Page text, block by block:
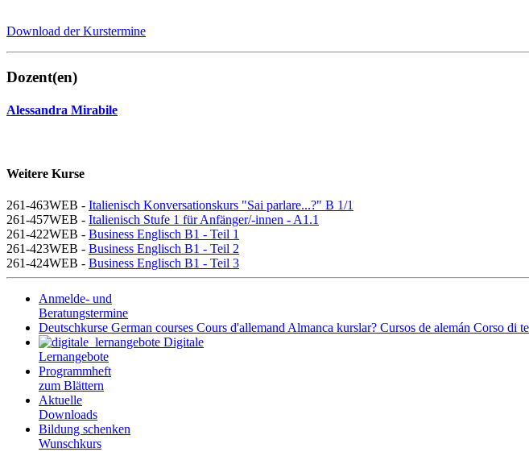
Download der Kurstermine
Dozent(en)
Alessandra Mirabile
Weitere Kurse
261-463WEB - Italienisch Konversationskurs "Sai parlare...?" B 1/1
261-457WEB - Italienisch Stufe 1 für Anfänger/-innen - A1.1
261-422WEB - Business Englisch B1 - Teil 1
261-423WEB - Business Englisch B1 - Teil 2
261-424WEB - Business Englisch B1 - Teil 3
Anmelde- und
Beratungstermine
Deutschkurse German courses Cours d'allemand Almanca kurslar? Cursos de alemán Corso di
Digitale
Lernangebote
Programmheft
zum Blättern
Aktuelle
Downloads
Bildung schenken
Wunschkurs